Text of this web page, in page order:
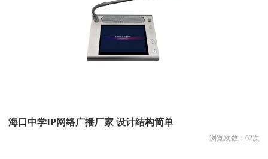
海口中学IP网络广播厂家 设计结构简单
浏览次数： 62次